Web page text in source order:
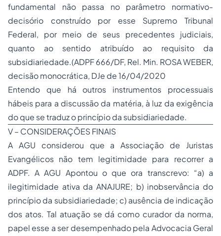
fundamental não passa no parâmetro normativo-
decisório construído por esse Supremo Tribunal
Federal, por meio de seus precedentes judiciais,
quanto ao sentido atribuído ao requisito da
subsidiariedade.(ADPF 666/DF, Rel. Min. ROSA WEBER,
decisão monocrática, DJe de 16/04/2020
Entendo que há outros instrumentos processuais
hábeis para a discussão da matéria, à luz da exigência
do que se traduz o princípio da subsidiariedade.
V – CONSIDERAÇÕES FINAIS
A AGU considerou que a Associação de Juristas
Evangélicos não tem legitimidade para recorrer a
ADPF. A AGU Apontou o que ora transcrevo: “a) a
ilegitimidade ativa da ANAJURE; b) inobservância do
princípio da subsidiariedade; c) ausência de indicação
dos atos. Tal atuação se dá como curador da norma,
papel esse a ser desempenhado pela Advocacia Geral